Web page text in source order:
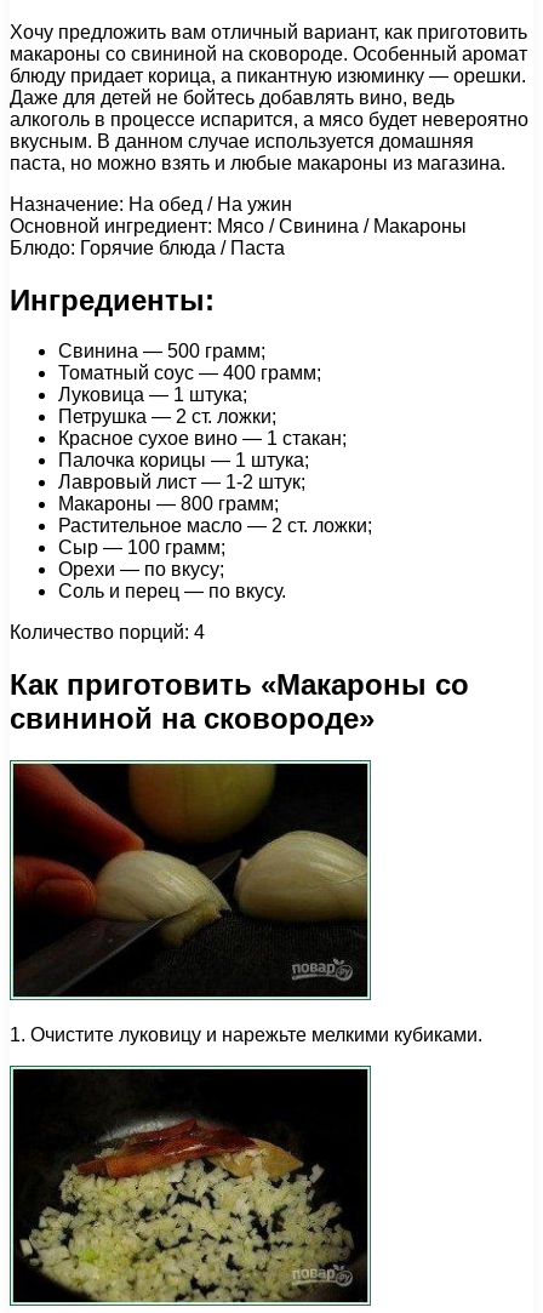
Хочу предложить вам отличный вариант, как приготовить
макароны со свининой на сковороде. Особенный аромат
блюду придает корица, а пикантную изюминку — орешки.
Даже для детей не бойтесь добавлять вино, ведь
алкоголь в процессе испарится, а мясо будет невероятно
вкусным. В данном случае используется домашняя
паста, но можно взять и любые макароны из магазина.
Назначение: На обед / На ужин
Основной ингредиент: Мясо / Свинина / Макароны
Блюдо: Горячие блюда / Паста
Ингредиенты:
Свинина — 500 грамм;
Томатный соус — 400 грамм;
Луковица — 1 штука;
Петрушка — 2 ст. ложки;
Красное сухое вино — 1 стакан;
Палочка корицы — 1 штука;
Лавровый лист — 1-2 штук;
Макароны — 800 грамм;
Растительное масло — 2 ст. ложки;
Сыр — 100 грамм;
Орехи — по вкусу;
Соль и перец — по вкусу.
Количество порций: 4
Как приготовить «Макароны со
свининой на сковороде»
1. Очистите луковицу и нарежьте мелкими кубиками.